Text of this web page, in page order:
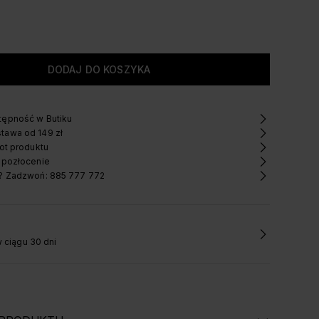
w Butiku
od 149 zł
produktu
Zadzwoń: 885 777 772
ciągu 30 dni